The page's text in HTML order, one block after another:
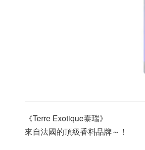
《Terre Exotique泰瑞》
來自法國的頂級香料品牌～！